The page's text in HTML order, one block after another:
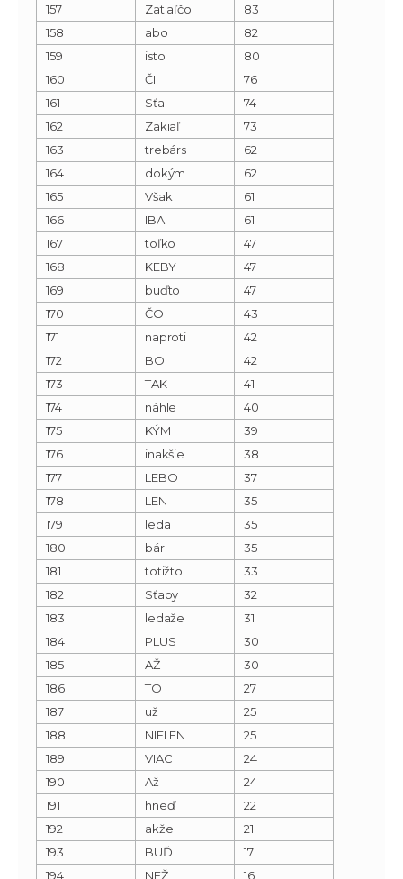
157
Zatiaľčo
83
158
abo
82
159
isto
80
160
ČI
76
161
Sťa
74
162
Zakiaľ
73
163
trebárs
62
164
dokým
62
165
Však
61
166
IBA
61
167
toľko
47
168
KEBY
47
169
buďto
47
170
ČO
43
171
naproti
42
172
BO
42
173
TAK
41
174
náhle
40
175
KÝM
39
176
inakšie
38
177
LEBO
37
178
LEN
35
179
leda
35
180
bár
35
181
totižto
33
182
Sťaby
32
183
ledaže
31
184
PLUS
30
185
AŽ
30
186
TO
27
187
už
25
188
NIELEN
25
189
VIAC
24
190
Až
24
191
hneď
22
192
akže
21
193
BUĎ
17
194
NEŽ 16